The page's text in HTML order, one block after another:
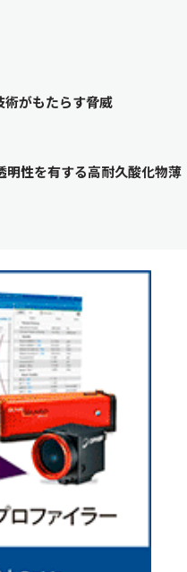
がもたらす脅威
明性を有する高耐久酸化物薄